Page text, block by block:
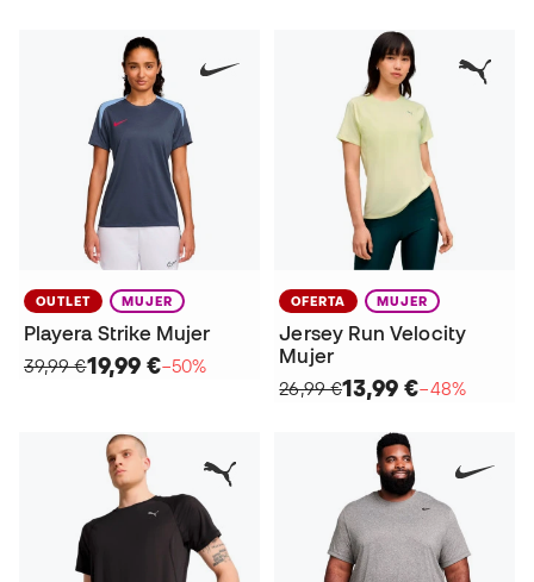
OUTLET MUJER
Playera Strike Mujer
39,99 €19,99 €−50%
OFERTA MUJER
Jersey Run Velocity
Mujer
26,99 €13,99 €−48%